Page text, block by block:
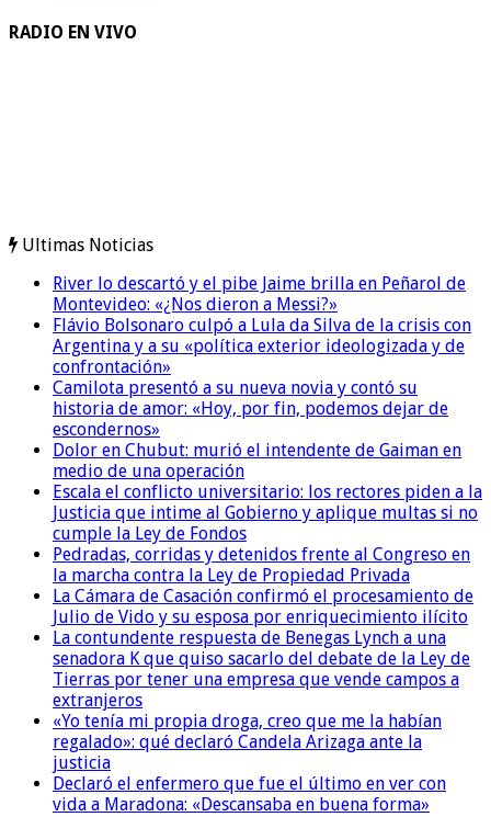
RADIO EN VIVO
Ultimas Noticias
River lo descartó y el pibe Jaime brilla en Peñarol de
Montevideo: «¿Nos dieron a Messi?»
Flávio Bolsonaro culpó a Lula da Silva de la crisis con
Argentina y a su «política exterior ideologizada y de
confrontación»
Camilota presentó a su nueva novia y contó su
historia de amor: «Hoy, por fin, podemos dejar de
escondernos»
Dolor en Chubut: murió el intendente de Gaiman en
medio de una operación
Escala el conflicto universitario: los rectores piden a la
Justicia que intime al Gobierno y aplique multas si no
cumple la Ley de Fondos
Pedradas, corridas y detenidos frente al Congreso en
la marcha contra la Ley de Propiedad Privada
La Cámara de Casación confirmó el procesamiento de
Julio de Vido y su esposa por enriquecimiento ilícito
La contundente respuesta de Benegas Lynch a una
senadora K que quiso sacarlo del debate de la Ley de
Tierras por tener una empresa que vende campos a
extranjeros
«Yo tenía mi propia droga, creo que me la habían
regalado»: qué declaró Candela Arizaga ante la
justicia
Declaró el enfermero que fue el último en ver con
vida a Maradona: «Descansaba en buena forma»